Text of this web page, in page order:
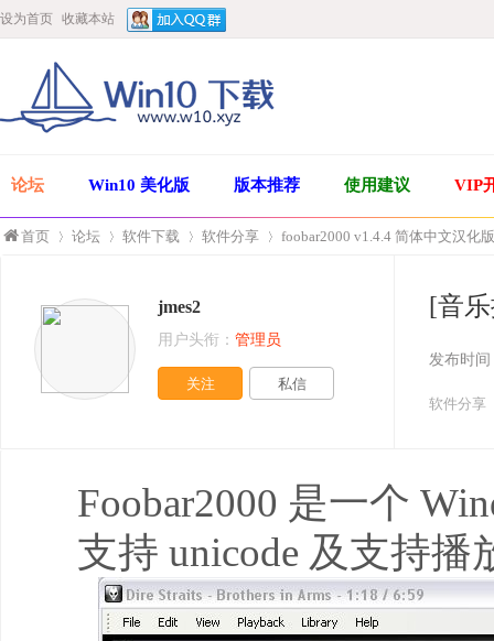
设为首页 收藏本站
论坛 Win10 美化版 版本推荐 使用建议 VIP
首页
»
论坛 软件下载
›
软件分享
›
foobar2000 v1.4.4 简体中文汉化
[音
发布时间
软件分享
jmes2
用户头衔： 管理员
关注 私信
Foobar2000 是一个
支持 unicode 及支持